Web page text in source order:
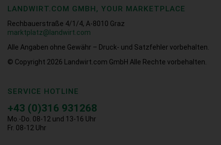
LANDWIRT.COM GMBH, YOUR MARKETPLACE
Rechbauerstraße 4/1/4, A-8010 Graz
marktplatz@landwirt.com
Alle Angaben ohne Gewähr – Druck- und Satzfehler vorbehalten.
© Copyright 2026
Landwirt.com GmbH Alle Rechte vorbehalten.
SERVICE HOTLINE
+43 (0)316 931268
Mo.-Do. 08-12 und 13-16 Uhr
Fr. 08-12 Uhr